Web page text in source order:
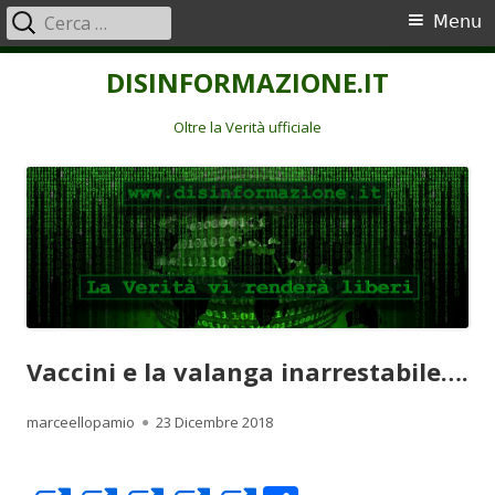
DISINFORMAZIONE.IT
Oltre la Verità ufficiale
Menu
principale
Menu
Ricerca
per:
Vaccini e la valanga inarrestabile….
Autore
marceellopamio Pubblicato
23 Dicembre 2018